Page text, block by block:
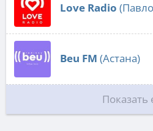
Love Radio
Beu FM (Астана)